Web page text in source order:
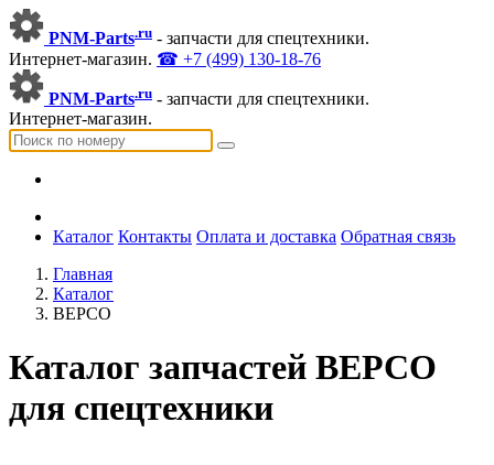
PNM-Parts.ru - запчасти для спецтехники.
Интернет-магазин. ☎ +7 (499) 130-18-76
PNM-Parts.ru - запчасти для спецтехники.
Интернет-магазин.
Каталог Контакты Оплата и доставка Обратная связь
Главная
Каталог
BEPCO
Каталог запчастей BEPCO
для спецтехники